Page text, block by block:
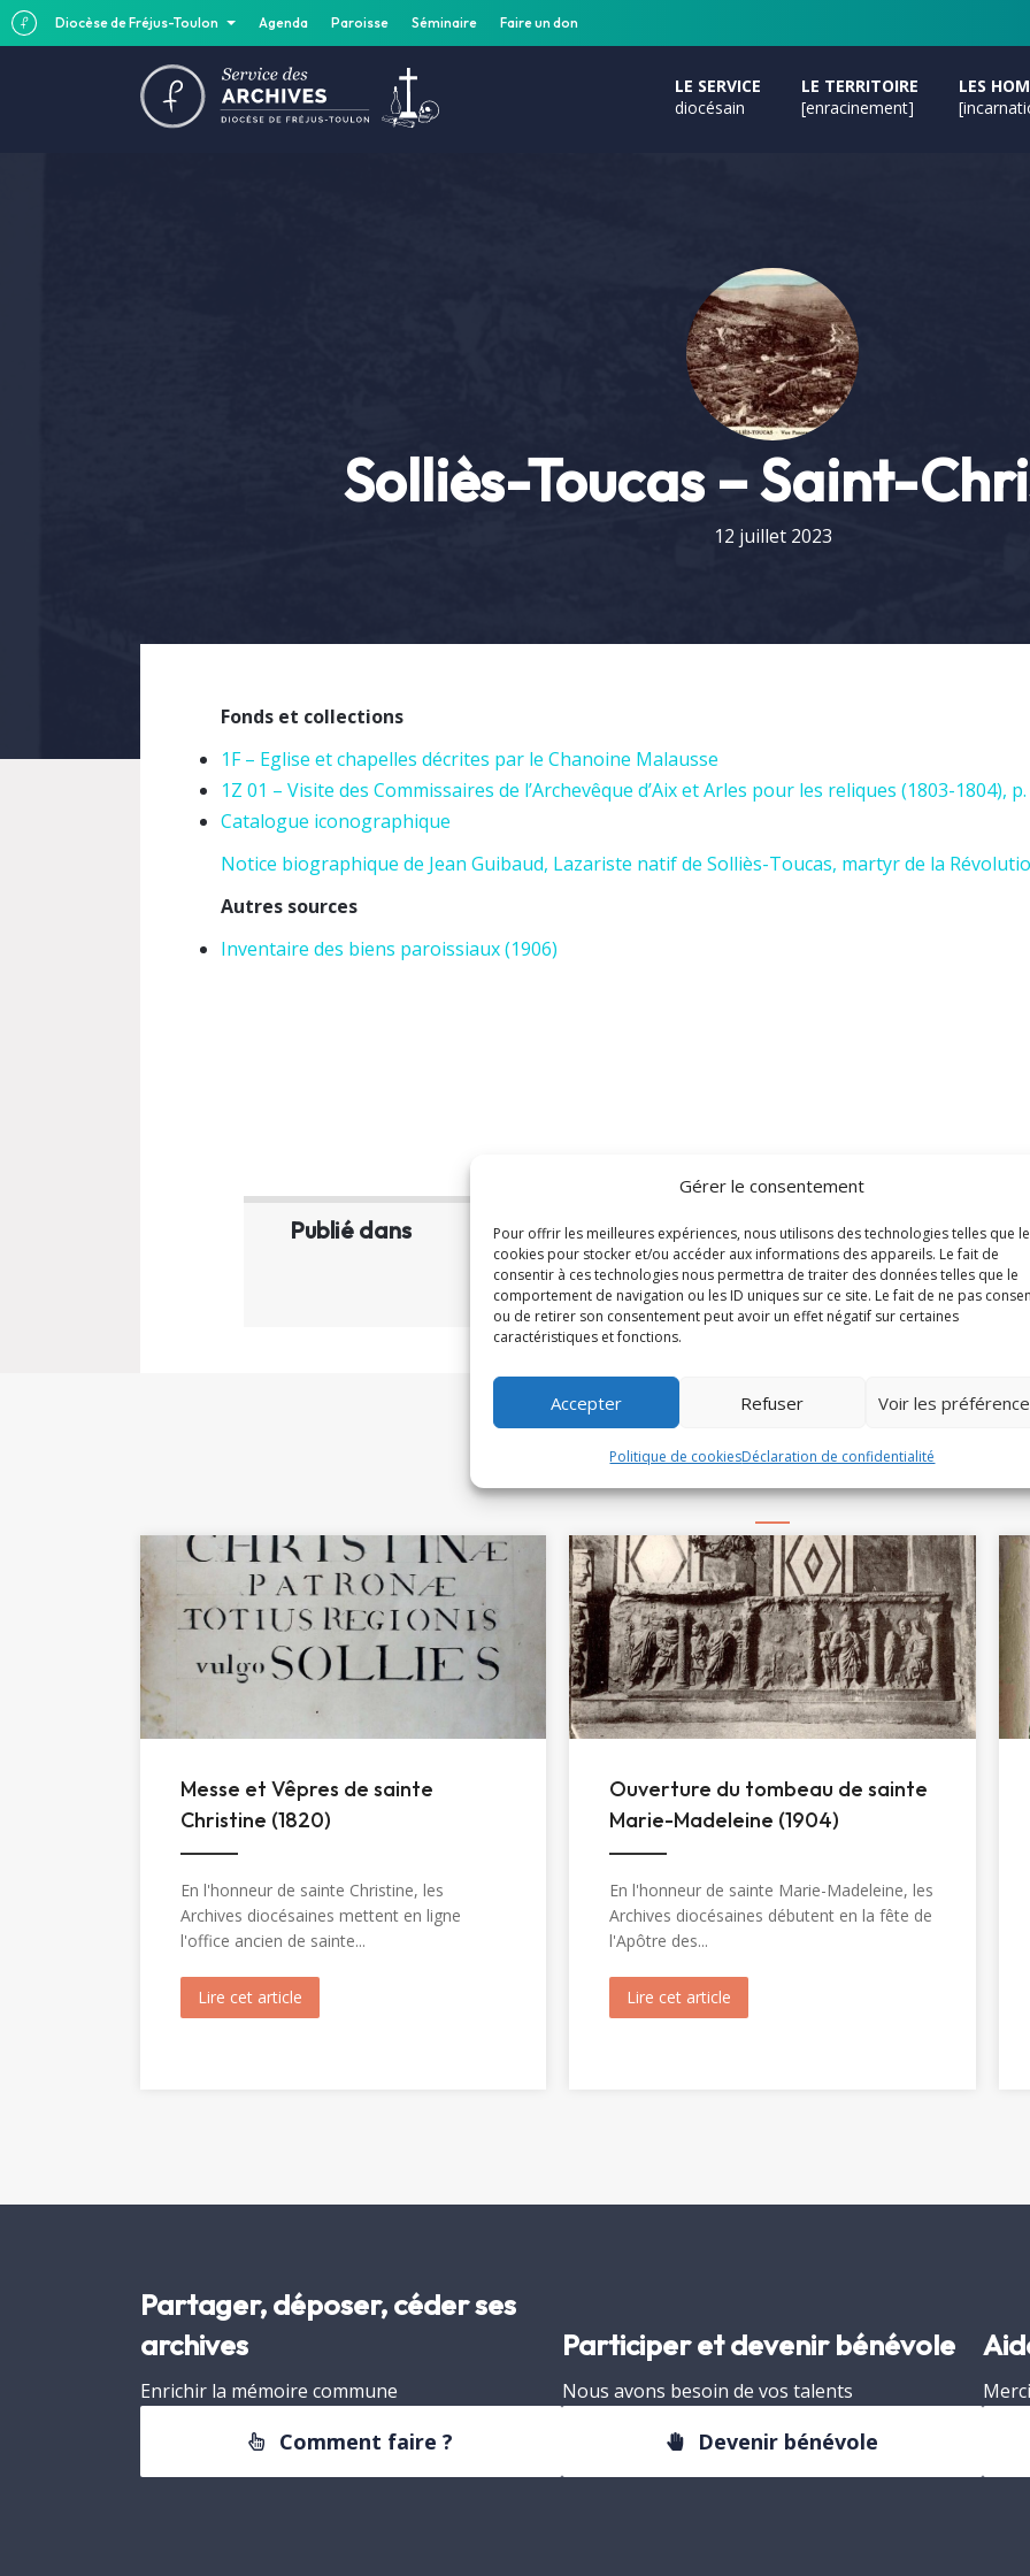
Diocèse de Fréjus-Toulon Agenda Paroisse Séminaire Faire un don
Gérer le consentement
Pour offrir les meilleures expériences, nous utilisons des technologies telles que
cookies pour stocker et/ou accéder aux informations des appareils. Le fait de
consentir à ces technologies nous permettra de traiter des données telles que le
comportement de navigation ou les ID uniques sur ce site. Le fait de ne pas
ou de retirer son consentement peut avoir un effet négatif sur certaines
caractéristiques et fonctions.
Accepter Refuser Voir les
Politique de cookiesDéclaration de confidentialité
LE SERVICE
diocésain
LE TERRITOIRE
[enracinement]
LES
Solliès-Toucas – Saint-
12 juillet 2023
Fonds et collections
1F – Eglise et chapelles décrites par le Chanoine Malausse
1Z 01 – Visite des Commissaires de l’Archevêque d’Aix et Arles pour les reliques (1803-1804),
Catalogue iconographique
Notice biographique de Jean Guibaud, Lazariste natif de Solliès-Toucas, martyr de la
Autres sources
Inventaire des biens paroissiaux (1906)
Publié dans Partager cet
𝕏
À la une
Messe et Vêpres de sainte
Christine (1820)
En l'honneur de sainte Christine, les
Archives diocésaines mettent en ligne
l'office ancien de sainte...
Lire cet article about Messe et Vêpres de sainte Christine (1820)
Ouverture du tombeau de sainte
Marie-Madeleine (1904)
En l'honneur de sainte Marie-Madeleine, les
Archives diocésaines débutent en la fête de
l'Apôtre des...
Lire cet article
Partager, déposer, céder ses
archives
Enrichir la mémoire commune
Comment faire ?
Participer et devenir bénévole
Nous avons besoin de vos talents
Devenir bénévole